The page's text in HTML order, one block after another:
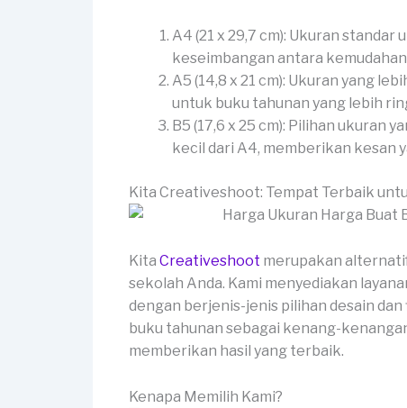
A4 (21 x 29,7 cm): Ukuran
keseimbangan antara
A5 (14,8 x 21 cm): Ukuran yang
untuk buku tahunan yang lebih
B5 (17,6 x 25 cm): Pilihan ukuran
kecil dari A4, memberikan kesan
Kita Creativeshoot: Tempat Terbaik
Kita Creativeshoot merupakan
sekolah Anda. Kami menyediakan
dengan berjenis-jenis pilihan desain
buku tahunan sebagai kenang-
memberikan hasil yang terbaik.
Kenapa Memilih Kami?